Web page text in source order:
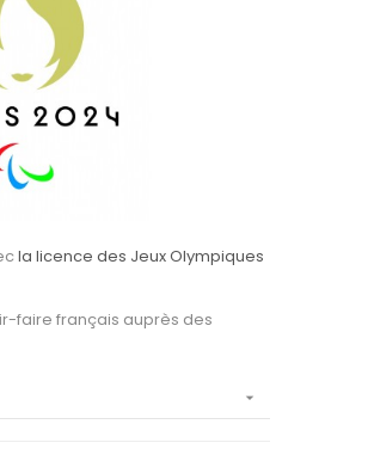
la licence des Jeux Olympiques
faire français auprès des
